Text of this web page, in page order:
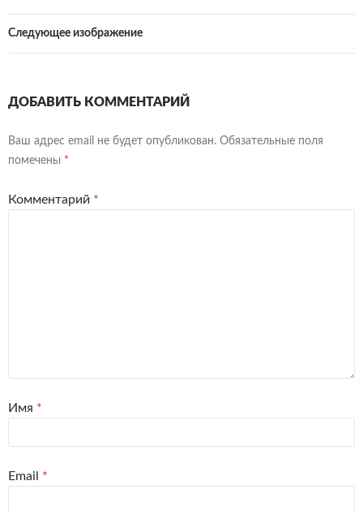
Следующее изображение
ДОБАВИТЬ КОММЕНТАРИЙ
Ваш адрес email не будет опубликован. Обязательные поля
помечены *
Комментарий *
Имя *
Email *